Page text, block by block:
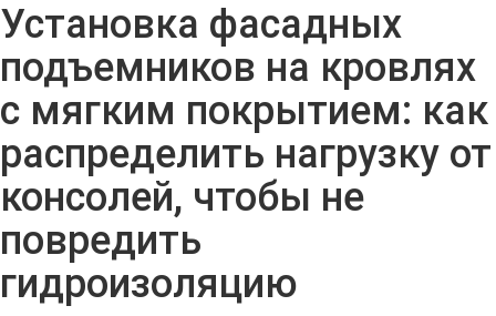
Установка фасадных
подъемников на кровлях
с мягким покрытием: как
распределить нагрузку от
консолей, чтобы не
повредить
гидроизоляцию